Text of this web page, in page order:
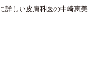
詳しい皮膚科医の中崎恵